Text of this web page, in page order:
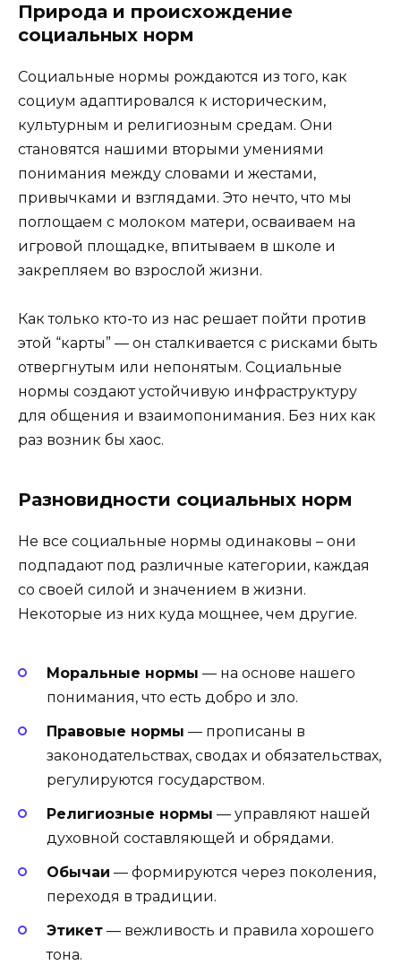
Природа и происхождение
социальных норм
Социальные нормы рождаются из того, как
социум адаптировался к историческим,
культурным и религиозным средам. Они
становятся нашими вторыми умениями
понимания между словами и жестами,
привычками и взглядами. Это нечто, что мы
поглощаем с молоком матери, осваиваем на
игровой площадке, впитываем в школе и
закрепляем во взрослой жизни.
Как только кто-то из нас решает пойти против
этой “карты” — он сталкивается с рисками быть
отвергнутым или непонятым. Социальные
нормы создают устойчивую инфраструктуру
для общения и взаимопонимания. Без них как
раз возник бы хаос.
Разновидности социальных норм
Не все социальные нормы одинаковы – они
подпадают под различные категории, каждая
со своей силой и значением в жизни.
Некоторые из них куда мощнее, чем другие.
Моральные нормы — на основе нашего
понимания, что есть добро и зло.
Правовые нормы — прописаны в
законодательствах, сводах и обязательствах,
регулируются государством.
Религиозные нормы — управляют нашей
духовной составляющей и обрядами.
Обычаи — формируются через поколения,
переходя в традиции.
Этикет — вежливость и правила хорошего
тона.